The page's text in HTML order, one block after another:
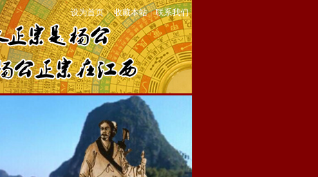
设为首页 | 收藏本站 | 联系我们